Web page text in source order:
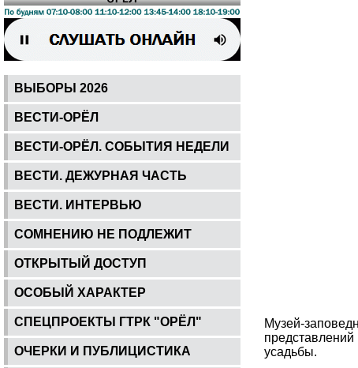
ВЫБОРЫ 2026
ВЕСТИ-ОРЁЛ
ВЕСТИ-ОРЁЛ. СОБЫТИЯ НЕДЕЛИ
ВЕСТИ. ДЕЖУРНАЯ ЧАСТЬ
ВЕСТИ. ИНТЕРВЬЮ
СОМНЕНИЮ НЕ ПОДЛЕЖИТ
ОТКРЫТЫЙ ДОСТУП
ОСОБЫЙ ХАРАКТЕР
СПЕЦПРОЕКТЫ ГТРК "ОРЁЛ"
ОЧЕРКИ И ПУБЛИЦИСТИКА
Музей-
представлений
усадьбы.